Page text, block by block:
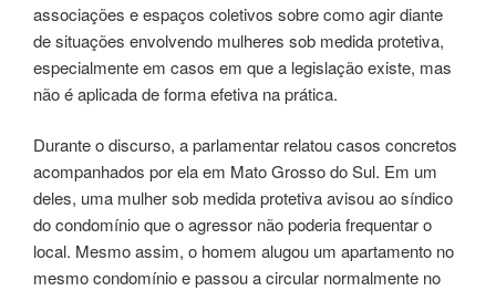
associações e espaços coletivos sobre como agir diante
de situações envolvendo mulheres sob medida protetiva,
especialmente em casos em que a legislação existe, mas
não é aplicada de forma efetiva na prática.
Durante o discurso, a parlamentar relatou casos concretos
acompanhados por ela em Mato Grosso do Sul. Em um
deles, uma mulher sob medida protetiva avisou ao síndico
do condomínio que o agressor não poderia frequentar o
local. Mesmo assim, o homem alugou um apartamento no
mesmo condomínio e passou a circular normalmente no